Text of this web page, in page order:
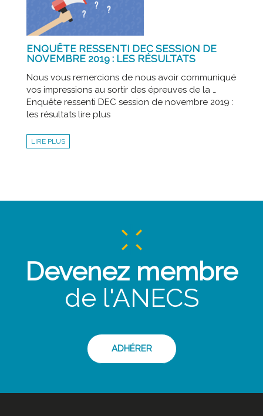
ENQUÊTE RESSENTI DEC SESSION DE
NOVEMBRE 2019 : LES RÉSULTATS
Nous vous remercions de nous avoir communiqué
vos impressions au sortir des épreuves de la …
Enquête ressenti DEC session de novembre 2019 :
les résultats lire plus
LIRE PLUS
Devenez membre
de l'ANECS
ADHÉRER